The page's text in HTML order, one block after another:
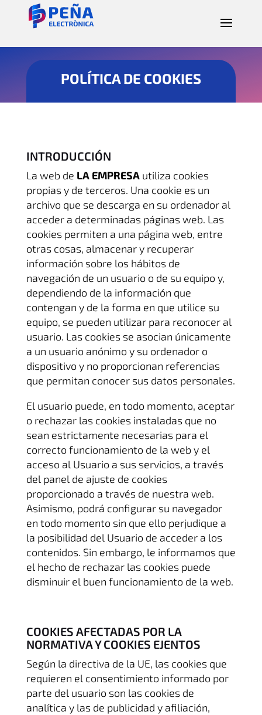
POLÍTICA DE COOKIES
INTRODUCCIÓN
La web de LA EMPRESAutiliza cookies
propias y de terceros. Una cookie es un
archivo que se descarga en su ordenador al
acceder a determinadas páginas web. Las
cookies permiten a una página web, entre
otras cosas, almacenar y recuperar
información sobre los hábitos de
navegación de un usuario o de su equipo y,
dependiendo de la información que
contengan y de la forma en que utilice su
equipo, se pueden utilizar para reconocer al
usuario. Las cookies se asocian únicamente
a un usuario anónimo y su ordenador o
dispositivo y no proporcionan referencias
que permitan conocer sus datos personales.
El usuario puede, en todo momento, aceptar
o rechazar las cookies instaladas que no
sean estrictamente necesarias para el
correcto funcionamiento de la web y el
acceso al Usuario a sus servicios, a través
del panel de ajuste de cookies
proporcionado a través de nuestra web.
Asimismo, podrá configurar su navegador
en todo momento sin que ello perjudique a
la posibilidad del Usuario de acceder a los
contenidos. Sin embargo, le informamos que
el hecho de rechazar las cookies puede
disminuir el buen funcionamiento de la web.
COOKIES AFECTADAS POR LA
NORMATIVA Y COOKIES EJENTOS
Según la directiva de la UE, las cookies que
requieren el consentimiento informado por
parte del usuario son las cookies de
analítica y las de publicidad y afiliación,